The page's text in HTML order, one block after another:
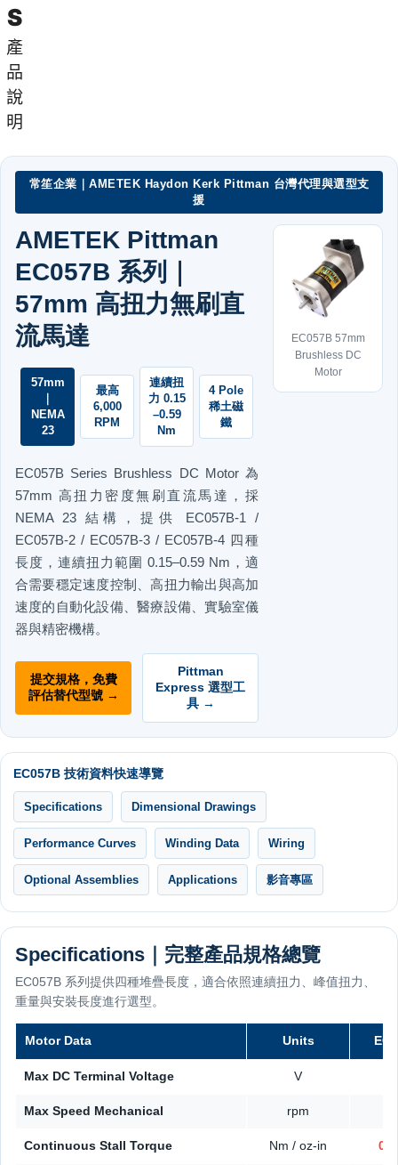
S
產
品
說
明
常笙企業｜AMETEK Haydon Kerk Pittman 台灣代理與選型支
援
AMETEK Pittman
EC057B 系列｜
57mm 高扭力無刷直
流馬達
57mm
｜
NEMA
23
最高
6,000
RPM
連續扭
力 0.15
–0.59
Nm
4 Pole
稀土磁
鐵
EC057B Series Brushless DC Motor 為
57mm 高扭力密度無刷直流馬達，採
NEMA 23 結構，提供 EC057B-1 /
EC057B-2 / EC057B-3 / EC057B-4 四種
長度，連續扭力範圍 0.15–0.59 Nm，適
合需要穩定速度控制、高扭力輸出與高加
速度的自動化設備、醫療設備、實驗室儀
器與精密機構。
提交規格，免費
評估替代型號 →
Pittman
Express 選型工
具 →
EC057B 57mm
Brushless DC
Motor
EC057B 技術資料快速導覽
Specifications Dimensional Drawings
Performance Curves Winding Data Wiring
Optional Assemblies Applications 影音專區
Specifications｜完整產品規格總覽
EC057B 系列提供四種堆疊長度，適合依照連續扭力、峰值扭力、
重量與安裝長度進行選型。
Motor Data Units
Max DC Terminal Voltage V
Max Speed Mechanical rpm
Continuous Stall Torque Nm / oz-in